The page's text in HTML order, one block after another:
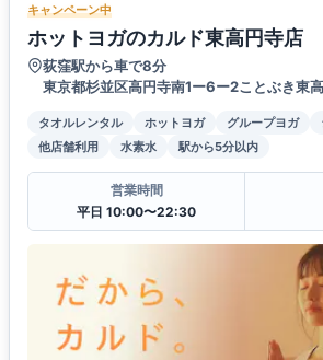
キャンペーン中
ホットヨガのカルド東高円寺店
荻窪駅から車で8分
東京都杉並区高円寺南1ー6ー2ことぶき東
タオルレンタル ホットヨガ グループヨガ
他店舗利用
水素水 駅から5分以内
営業時間
平日 10:00〜22:30